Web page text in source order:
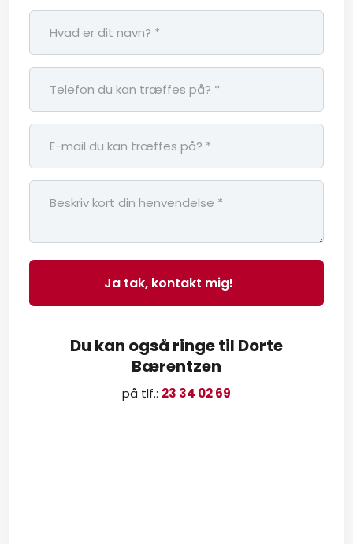
Du kan også ringe til Dorte
Bærentzen
på tlf.: 23 34 02 69